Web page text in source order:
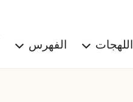
اللهجات الفهرس